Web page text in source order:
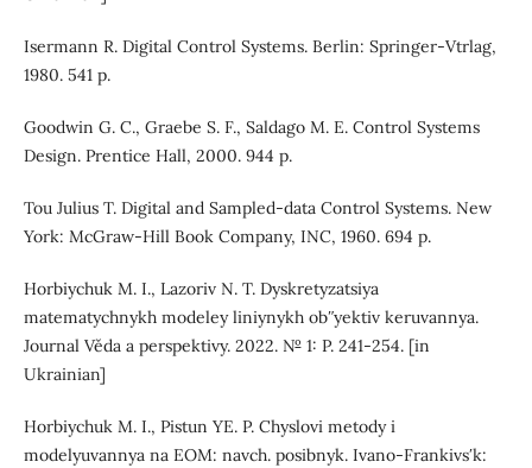
Isermann R. Digital Control Systems. Berlin: Springer-Vtrlag,
1980. 541 p.
Goodwin G. C., Graebe S. F., Saldago M. E. Control Systems
Design. Prentice Hall, 2000. 944 p.
Tou Julius T. Digital and Sampled-data Control Systems. New
York: McGraw-Hill Book Company, INC, 1960. 694 p.
Horbiychuk M. I., Lazoriv N. T. Dyskretyzatsiya
matematychnykh modeley liniynykh obʺyektiv keruvannya.
Journal Věda a perspektivy. 2022. № 1: P. 241-254. [in
Ukrainian]
Horbiychuk M. I., Pistun YE. P. Chyslovi metody i
modelyuvannya na EOM: navch. posibnyk. Ivano-Frankivsʹk: